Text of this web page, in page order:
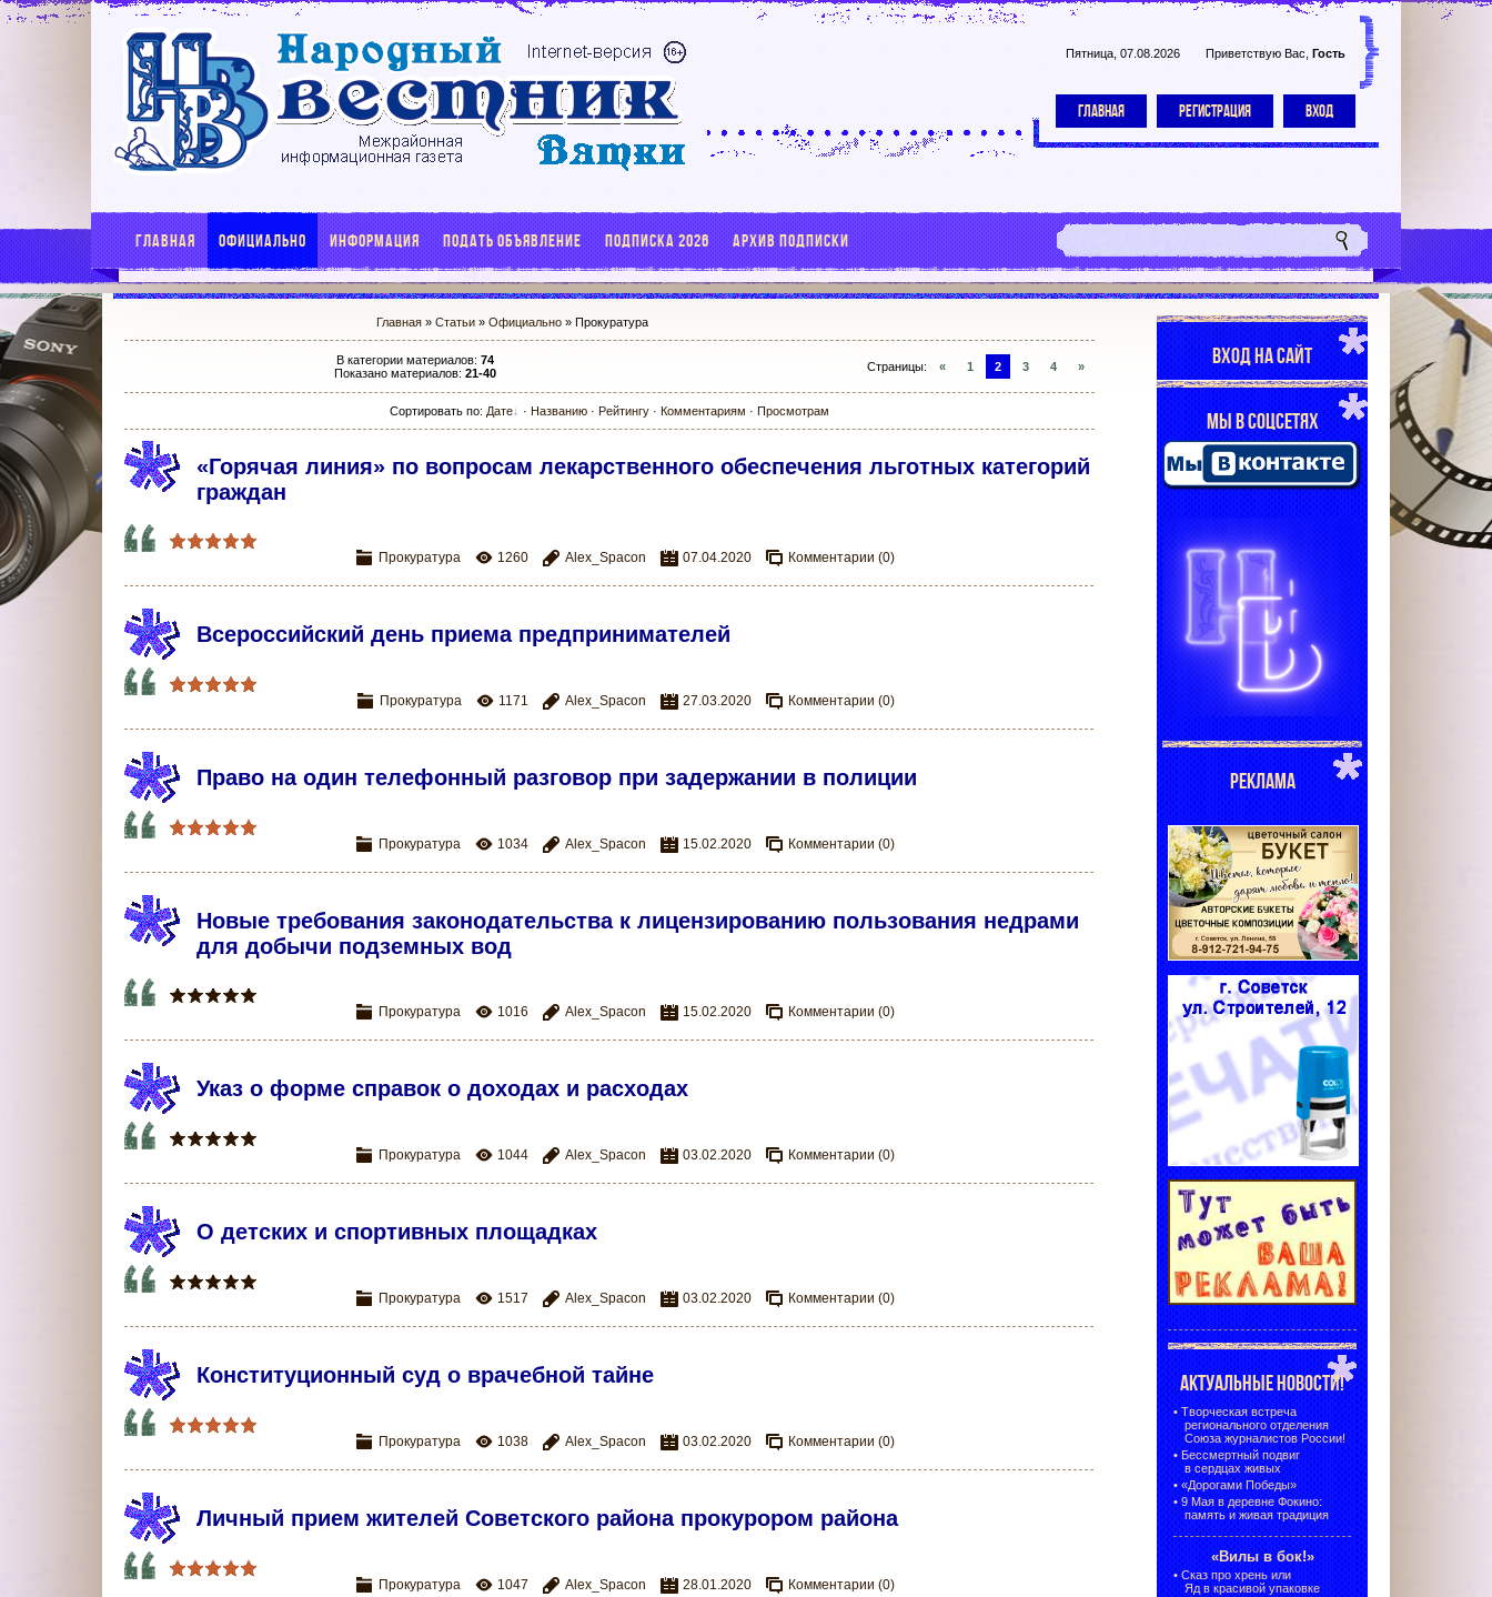
Пятница, 07.08.2026 Приветствую Вас Гость
ГЛАВНАЯ РЕГИСТРАЦИЯ ВХОД
ГЛАВНАЯ ОФИЦИАЛЬНО ИНФОРМАЦИЯ ПОДАТЬ ОБЪЯВЛЕНИЕ ПОДПИСКА 2026 АРХИВ ПОДПИСКИ
Главная» Статьи» Официально» Прокуратура
В категории материалов: 74
Показано материалов: 21-40 Страницы: « 1 2 3 4 »
Сортировать по: Дате · Названию· Рейтингу· Комментариям · Просмотрам
«Горячая линия» по вопросам лекарственного обеспечения льготных категорий
граждан
Прокуратура 1260 Alex_Spacon 07.04.2020 Комментарии (0)
Всероссийский день приема предпринимателей
Прокуратура 1171 Alex_Spacon 27.03.2020 Комментарии (0)
Право на один телефонный разговор при задержании в полиции
Прокуратура 1034 Alex_Spacon 15.02.2020 Комментарии (0)
Новые требования законодательства к лицензированию пользования недрами
для добычи подземных вод
Прокуратура 1016 Alex_Spacon 15.02.2020 Комментарии (0)
Указ о форме справок о доходах и расходах
Прокуратура 1044 Alex_Spacon 03.02.2020 Комментарии (0)
О детских и спортивных площадках
Прокуратура 1517 Alex_Spacon 03.02.2020 Комментарии (0)
Конституционный суд о врачебной тайне
Прокуратура 1038 Alex_Spacon 03.02.2020 Комментарии (0)
Личный прием жителей Советского района прокурором района
Прокуратура 1047 Alex_Spacon 28.01.2020 Комментарии (0)
ВХОД НА САЙТ
МЫ В СОЦСЕТЯХ
РЕКЛАМА
АКТУАЛЬНЫЕ НОВОСТИ!
• Творческая встреча
регионального отделения
Союза журналистов России!
• Бессмертный подвиг
в сердцах живых
• «Дорогами Победы»
• 9 Мая в деревне Фокино:
память и живая традиция
«Вилы в бок!»
• Сказ про хрень или
Яд в красивой упаковке